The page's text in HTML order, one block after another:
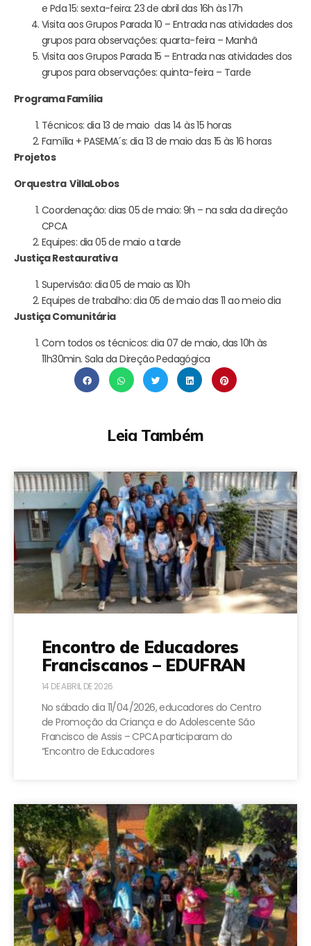
e Pda 15: sexta-feira: 23 de abril das 16h às 17h
Visita aos Grupos Parada 10 – Entrada nas atividades dos
grupos para observações: quarta-feira – Manhã
Visita aos Grupos Parada 15 – Entrada nas atividades dos
grupos para observações: quinta-feira – Tarde
Programa Família
Técnicos: dia 13 de maio das 14 às 15 horas
Família + PASEMA´s: dia 13 de maio das 15 às 16 horas
Projetos
Orquestra VillaLobos
Coordenação: dias 05 de maio: 9h – na sala da direção
CPCA
Equipes: dia 05 de maio a tarde
Justiça Restaurativa
Supervisão: dia 05 de maio as 10h
Equipes de trabalho: dia 05 de maio das 11 ao meio dia
Justiça Comunitária
Com todos os técnicos: dia 07 de maio, das 10h às
11h30min. Sala da Direção Pedagógica
Leia Também
Encontro de Educadores
Franciscanos – EDUFRAN
14 DE ABRIL DE 2026
No sábado dia 11/04/2026, educadores do Centro
de Promoção da Criança e do Adolescente São
Francisco de Assis – CPCA participaram do
“Encontro de Educadores